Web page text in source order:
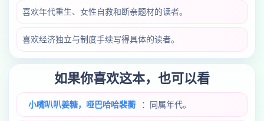
喜欢年代重生、女性自救和断亲题材的读者。
喜欢经济独立与制度手续写得具体的读者。
如果你喜欢这本，也可以看
小嘴叭叭姜糖，哑巴哈哈裴蘅 ：同属年代。